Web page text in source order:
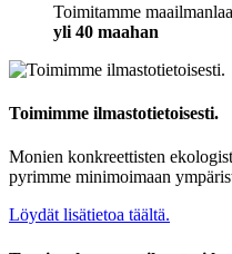
Toimitamme
yli 40 maahan
Toimimme ilmastotietoisesti.
Monien konkreettisten
pyrimme minimoimaan
Löydät lisätietoa täältä.